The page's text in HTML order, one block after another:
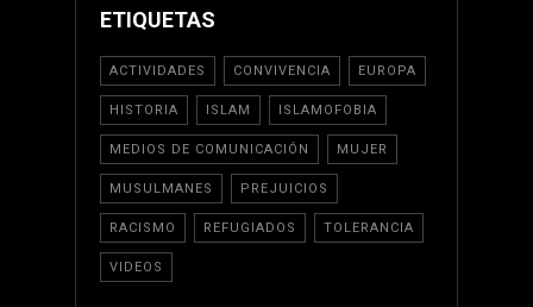
ETIQUETAS
ACTIVIDADES CONVIVENCIA EUROPA
HISTORIA ISLAM ISLAMOFOBIA
MEDIOS DE COMUNICACIÓN MUJER
MUSULMANES PREJUICIOS
RACISMO REFUGIADOS TOLERANCIA
VIDEOS